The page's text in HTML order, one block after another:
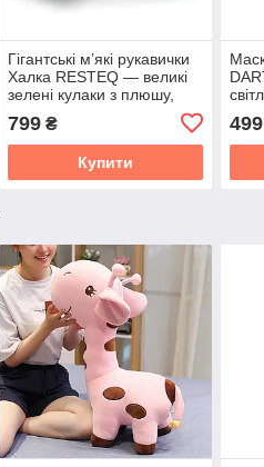
Гігантські м’які рукавички
Халка RESTEQ — великі
зелені кулаки з плюшу,
для дітей і дорослих, 25
см
799₴
Купити
499